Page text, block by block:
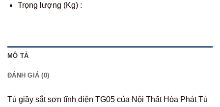
Trọng lượng (Kg) :
MÔ TẢ
ĐÁNH GIÁ (0)
Tủ giầy sắt sơn tĩnh điện TG05 của Nội Thất Hòa Phát Tủ